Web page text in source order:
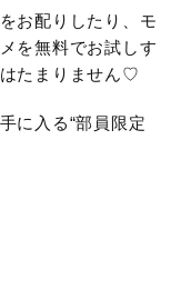
お配りしたり、モ
を無料でお試しす
たまりません♡
に入る“部員限定